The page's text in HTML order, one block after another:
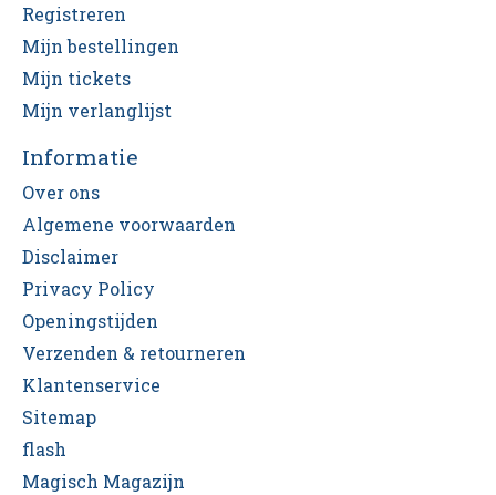
Registreren
Mijn bestellingen
Mijn tickets
Mijn verlanglijst
Informatie
Over ons
Algemene voorwaarden
Disclaimer
Privacy Policy
Openingstijden
Verzenden & retourneren
Klantenservice
Sitemap
flash
Magisch Magazijn